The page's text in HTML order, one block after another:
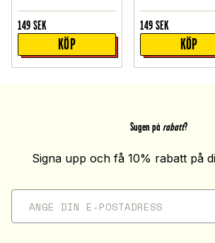
149 SEK
KÖP
149 SEK
KÖP
Sugen på rabatt?
Signa upp och få 10% rabatt på